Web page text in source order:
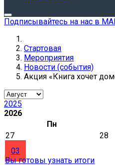
Подписывайтесь на нас в
Стартовая
Мероприятия
Новости (события)
Акция «Книга хочет
2025
2026
Пн
27
28
03
Вы готовы узнать итоги